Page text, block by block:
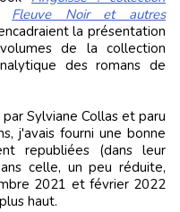
Fleuve Noir et autres
la présentation
de la collection
des romans de
Sylviane Collas et paru
j'avais fourni une bonne
republiées (dans leur
celle, un peu réduite,
2021 et février 2022
haut.